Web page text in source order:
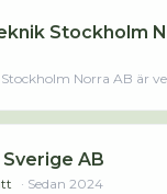
är stolta över att
projekt vi åtar
Stockholm
Norra AB är
AB
· Sedan 2024